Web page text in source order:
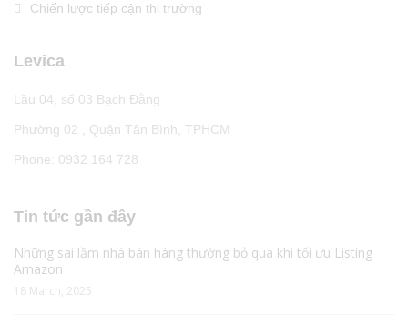
Chiến lược tiếp cận thị trường
Levica
Lầu 04, số 03 Bạch Đằng
Phường 02 , Quận Tân Bình, TPHCM
Phone: 0932 164 728
Tin tức gần đây
Những sai lầm nhà bán hàng thường bỏ qua khi tối ưu Listing
Amazon
18 March, 2025